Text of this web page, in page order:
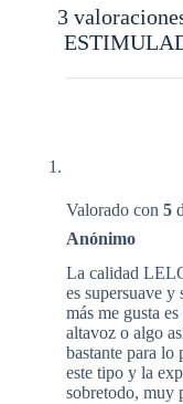
3
Valorado con 5
Anónimo
La calidad
es supersuave
más me gusta
altavoz o algo
bastante para lo
este tipo y la
sobretodo, muy